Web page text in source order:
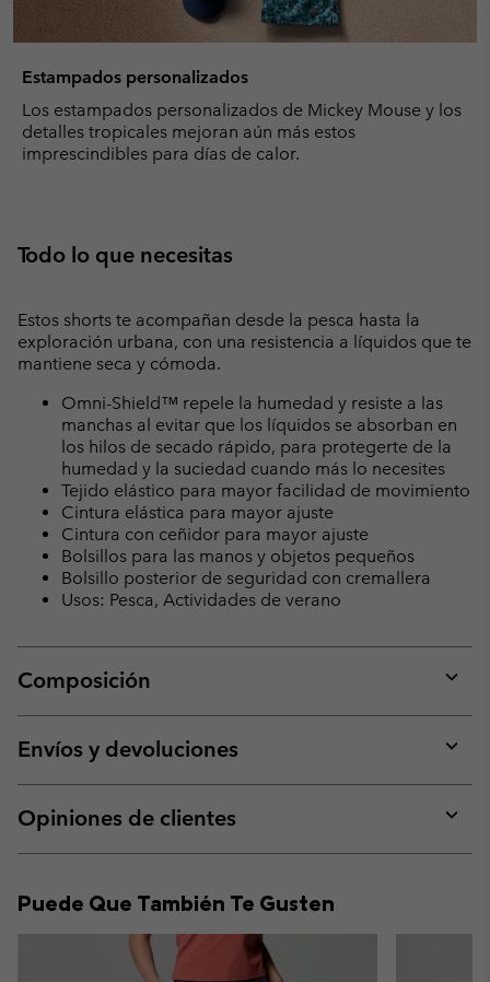
Estampados personalizados
Los estampados personalizados de Mickey Mouse y los
detalles tropicales mejoran aún más estos
imprescindibles para días de calor.
Todo lo que necesitas
Estos shorts te acompañan desde la pesca hasta la
exploración urbana, con una resistencia a líquidos que te
mantiene seca y cómoda.
Omni-Shield™ repele la humedad y resiste a las
manchas al evitar que los líquidos se absorban en
los hilos de secado rápido, para protegerte de la
humedad y la suciedad cuando más lo necesites
Tejido elástico para mayor facilidad de movimiento
Cintura elástica para mayor ajuste
Cintura con ceñidor para mayor ajuste
Bolsillos para las manos y objetos pequeños
Bolsillo posterior de seguridad con cremallera
Usos: Pesca, Actividades de verano
Composición
or
Envíos y devoluciones
or
Opiniones de clientes
or
Puede Que También Te Gusten